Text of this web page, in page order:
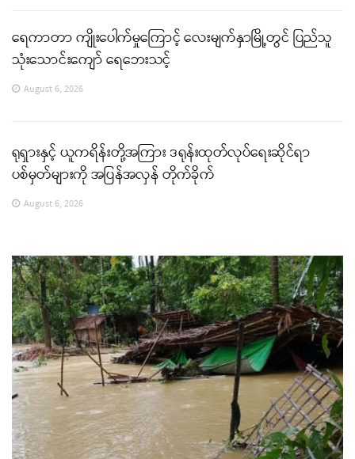
ရေကာတာ ကျိုးပေါက်မှုကြောင့် လေးမျက်နှာမြို့တွင် ပြည်သူ
သုံးသောင်းကျော် ရေဘေးသင့်
August 6, 2026
ရုရှားနှင့် ယူကရိန်းတို့အကြား ဒရုန်းထုတ်လုပ်ရေးဆိုင်ရာ
ပစ်မှတ်များကို အပြန်အလှန် တိုက်ခိုက်
August 6, 2026